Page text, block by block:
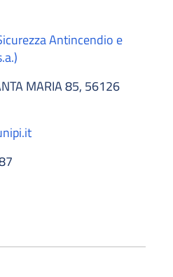
Antincendio e
MARIA 85, 56126